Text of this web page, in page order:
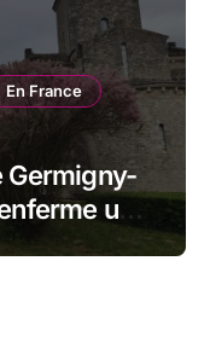
En France
Germigny-
une